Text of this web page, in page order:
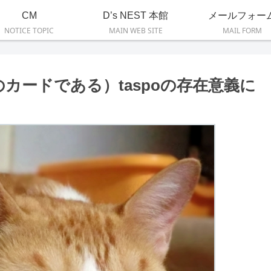
CM
NOTICE TOPIC
D’s NEST 本館
MAIN WEB SITE
メールフォー
MAIL FORM
ードである）taspoの存在意義に